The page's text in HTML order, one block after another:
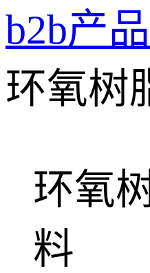
b2b产
环氧树
环氧
料